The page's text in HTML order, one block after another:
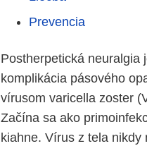
Prevencia
Postherpetická neuralgia
komplikácia pásového
vírusom varicella zoster
Začína sa ako
kiahne. Vírus z tela